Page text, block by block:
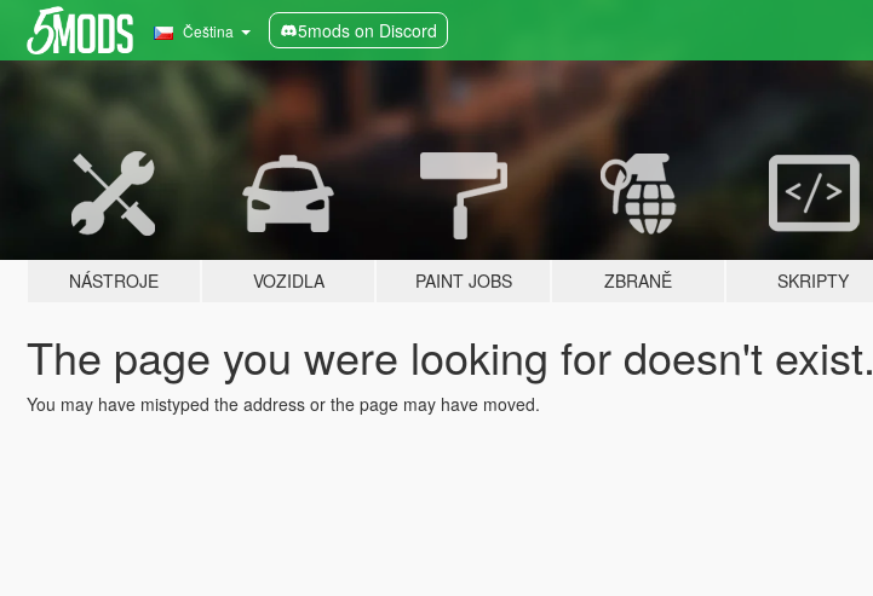
Čeština 5mods on Discord
NÁSTROJE VOZIDLA PAINT JOBS ZBRANĚ SKRIPTY
The page you were looking for doesn't exist.
You may have mistyped the address or the page may have moved.